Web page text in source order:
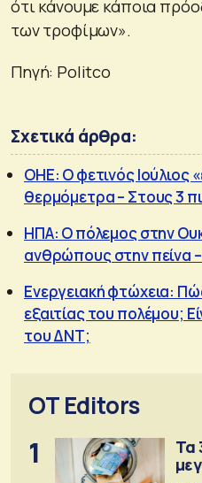
ότι κάνουμε κάποια
των τροφίμων».
Πηγή: Politco
Σχετικά άρθρα:
ΟΗΕ: Ο φετινός Ιούλιος
θερμόμετρα – Στους 3
ΗΠΑ: Ο πόλεμος στην
ανθρώπους στην πείνα
Ενεργειακή φτώχεια:
εξαιτίας του πολέμου;
του ΔΝΤ;
OT Editors
1
Τα